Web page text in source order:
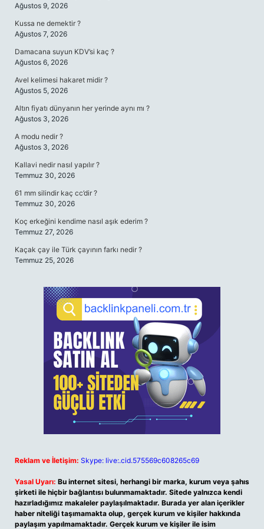
Ağustos 9, 2026
Kussa ne demektir ?
Ağustos 7, 2026
Damacana suyun KDV’si kaç ?
Ağustos 6, 2026
Avel kelimesi hakaret midir ?
Ağustos 5, 2026
Altın fiyatı dünyanın her yerinde aynı mı ?
Ağustos 3, 2026
A modu nedir ?
Ağustos 3, 2026
Kallavi nedir nasıl yapılır ?
Temmuz 30, 2026
61 mm silindir kaç cc’dir ?
Temmuz 30, 2026
Koç erkeğini kendime nasıl aşık ederim ?
Temmuz 27, 2026
Kaçak çay ile Türk çayının farkı nedir ?
Temmuz 25, 2026
Reklam ve İletişim: Skype: live:.cid.575569c608265c69
Yasal Uyarı: Bu internet sitesi, herhangi bir marka, kurum veya şahıs
şirketi ile hiçbir bağlantısı bulunmamaktadır. Sitede yalnızca kendi
hazırladığımız makaleler paylaşılmaktadır. Burada yer alan içerikler
haber niteliği taşımamakta olup, gerçek kurum ve kişiler hakkında
paylaşım yapılmamaktadır. Gerçek kurum ve kişiler ile isim